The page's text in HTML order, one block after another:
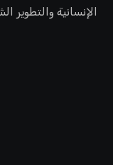
الإنسانية